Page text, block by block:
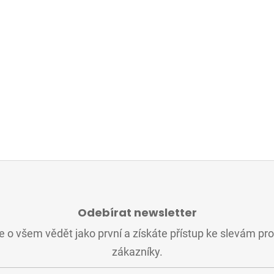
Odebírat newsletter
o všem vědět jako první a získáte přístup ke slevám
zákazníky.